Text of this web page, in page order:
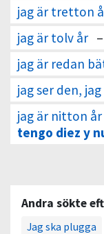
jag är tretton
jag är tolv år –
jag är redan
jag ser den,
jag är nitton år
tengo diez y
Andra sökte
Jag ska plugga